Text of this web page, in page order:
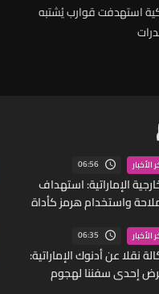
استهدفت قوارب يُشتبه
الأخبار 06:56
الإماراتية: استهداف
واستخدام هرمز كأداة
الحرس الثوريالأخبار 06:35
نقلا عن أدنوك الإماراتية:
إحدى سفننا لهجوم